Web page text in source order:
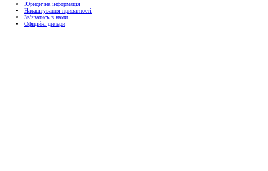
Юридична інформація
Налаштування приватності
Зв'язатись з нами
Офіційні дилери